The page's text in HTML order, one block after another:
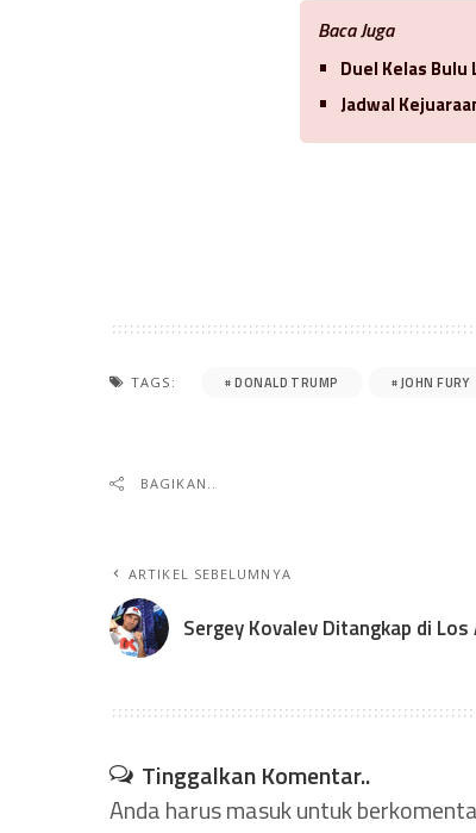
Baca Juga
Duel Kelas Bulu
Jadwal
TAGS: DONALD TRUMP JOHN FURY
BAGIKAN..
ARTIKEL SEBELUMNYA
Sergey Kovalev Ditangkap di Los
Tinggalkan Komentar..
Anda harusmasukuntuk